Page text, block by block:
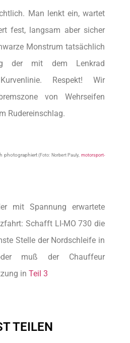
Man lenkt ein, wartet
fest, langsam aber sicher
Monstrum tatsächlich
der mit dem Lenkrad
Respekt! Wir
von Wehrseifen
Rudereinschlag.
photographiert(Foto: Norbert Pauly,motorsport-
mit Spannung erwartete
Schafft LI-MO 730 die
Stelle der Nordschleife in
muß der Chauffeur
in Teil 3
TEILEN